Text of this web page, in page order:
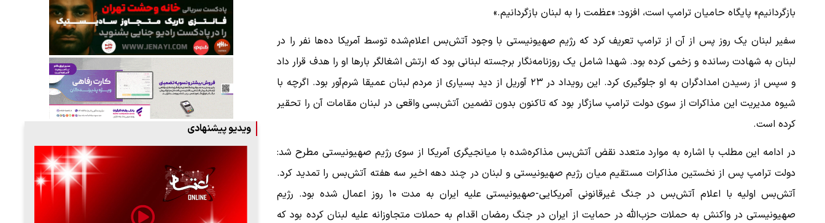
بازگردانیم» پایگاه حامیان ترامپ است، افزود: «عظمت را به لبنان بازگردانیم.»
سفیر لبنان یک روز پس از آن از ترامپ تعریف کرد که رژیم صهیونیستی با وجود آتش‌بس اعلام‌شده توسط آمریکا ده‌ها نفر را در
لبنان به شهادت رسانده و زخمی کرده بود. شهدا شامل یک روزنامه‌نگار برجسته لبنانی بود که ارتش اشغالگر بارها او را هدف قرار داد
و سپس از رسیدن امدادگران به او جلوگیری کرد. این رویداد در ۲۳ آوریل از دید بسیاری از مردم لبنان عمیقا شرم‌آور بود. اگرچه با
شیوه مدیریت این مذاکرات از سوی دولت ترامپ سازگار بود که تاکنون بدون تضمین آتش‌بسی واقعی در لبنان مقامات آن را تحقیر
کرده است.
در ادامه این مطلب با اشاره به موارد متعدد نقض آتش‌بس مذاکره‌شده با میانجیگری آمریکا از سوی رژیم صهیونیستی مطرح شد:
دولت ترامپ پس از نخستین مذاکرات مستقیم میان رژیم صهیونیستی و لبنان در چند دهه اخیر سه هفته آتش‌بس را تمدید کرد.
آتش‌بس اولیه با اعلام آتش‌بس در جنگ غیرقانونی آمریکایی-صهیونیستی علیه ایران به مدت ۱۰ روز اعمال شده بود. رژیم
صهیونیستی در واکنش به حملات حزب‌الله در حمایت از ایران در جنگ رمضان اقدام به حملات متجاوزانه علیه لبنان کرده بود که
ویدیو پیشنهادی